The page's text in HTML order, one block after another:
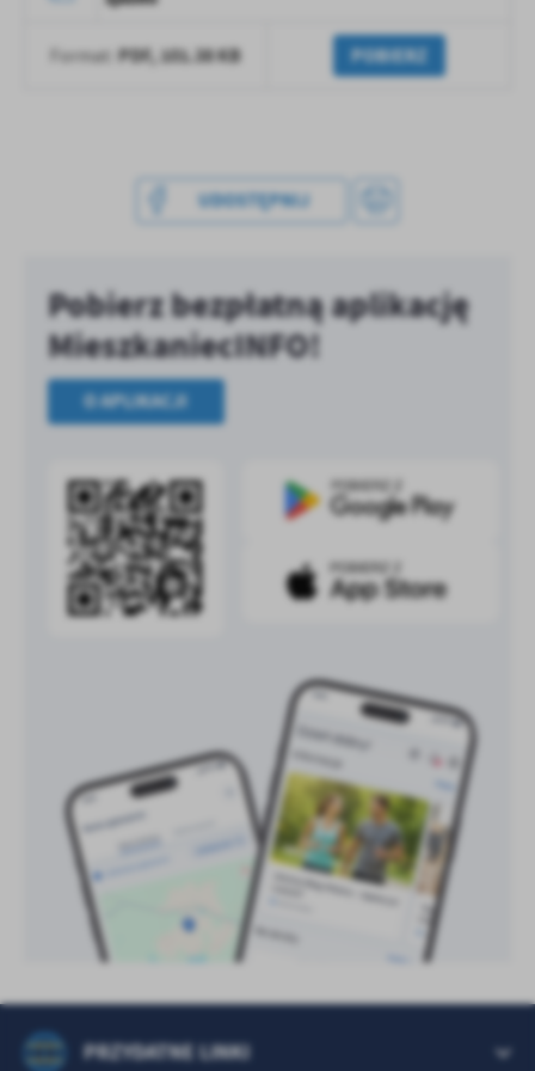
Format: PDF, 101.38 KB POBIERZ
UDOSTĘPNIJ
Pobierz bezpłatną aplikację
MieszkaniecINFO!
O APLIKACJI
PRZYDATNE LINKI